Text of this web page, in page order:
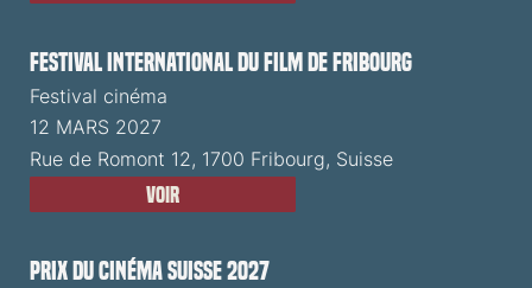
Festival International du Film de Fribourg
Festival cinéma
12 MARS 2027
Rue de Romont 12, 1700 Fribourg, Suisse
Voir
Prix du Cinéma Suisse 2027